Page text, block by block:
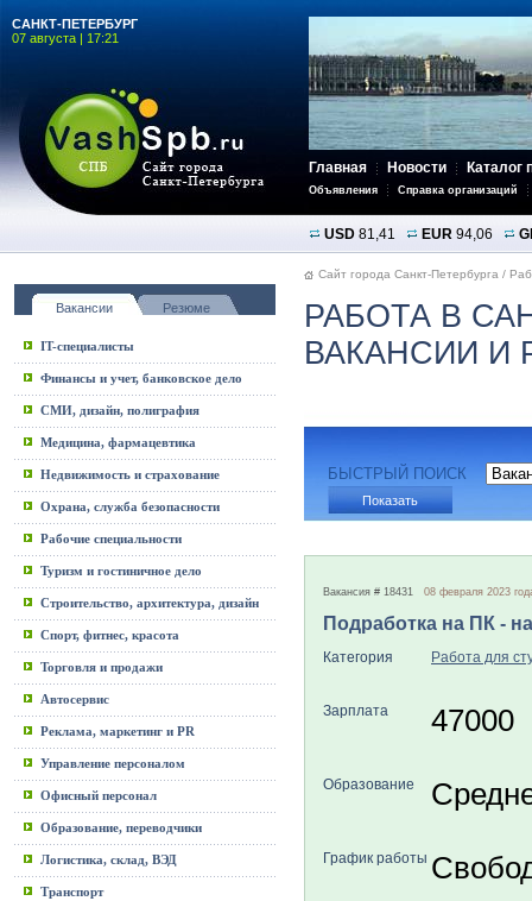
САНКТ-ПЕТЕРБУРГ
07 августа | 17:21
Главная Новости Каталог
Объявления Справка организаций
USD 81,41 EUR 94,06
Вакансии Резюме
IT-специалисты
Финансы и учет, банковское дело
СМИ, дизайн, полиграфия
Медицина, фармацевтика
Недвижимость и страхование
Охрана, служба безопасности
Рабочие специальности
Туризм и гостиничное дело
Строительство, архитектура, дизайн
Спорт, фитнес, красота
Торговля и продажи
Автосервис
Реклама, маркетинг и PR
Управление персоналом
Офисный персонал
Образование, переводчики
Логистика, склад, ВЭД
Транспорт
Сайт города Санкт-Петербурга /
РАБОТА В
ВАКАНСИИ И
БЫСТРЫЙ ПОИСК
Вакансия # 18431 08 февраля 2023
Подработка на ПК -
Категория Работа для
Зарплата 47000
Образование
График работы